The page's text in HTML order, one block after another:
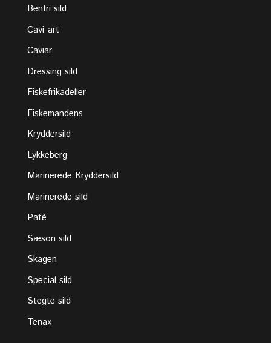
Benfri sild
Cavi-art
Caviar
Dressing sild
Fiskefrikadeller
Fiskemandens
Kryddersild
Lykkeberg
Marinerede Kryddersild
Marinerede sild
Paté
Sæson sild
Skagen
Special sild
Stegte sild
Tenax